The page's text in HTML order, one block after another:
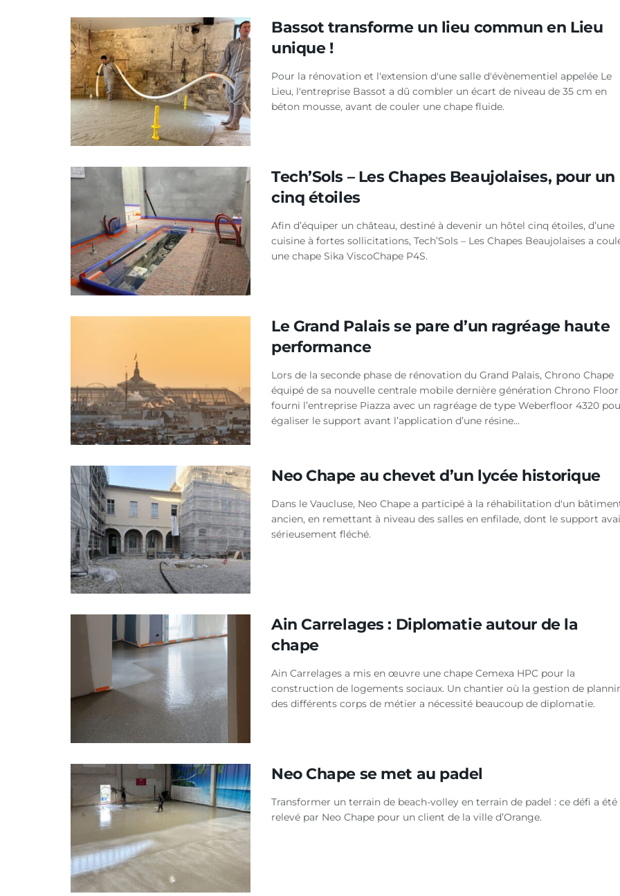
Bassot transforme un lieu commun en Lieu
unique !
Pour la rénovation et l'extension d'une salle d'évènementiel appelée Le
Lieu, l'entreprise Bassot a dû combler un écart de niveau de 35 cm en
béton mousse, avant de couler une chape fluide.
Tech’Sols – Les Chapes Beaujolaises, pour un
cinq étoiles
Afin d’équiper un château, destiné à devenir un hôtel cinq étoiles, d’une
cuisine à fortes sollicitations, Tech’Sols – Les Chapes Beaujolaises a
une chape Sika ViscoChape P4S.
Le Grand Palais se pare d’un ragréage haute
performance
Lors de la seconde phase de rénovation du Grand Palais, Chrono Chape
équipé de sa nouvelle centrale mobile dernière génération Chrono Floor
fourni l’entreprise Piazza avec un ragréage de type Weberfloor 4320
égaliser le support avant l’application d’une résine...
Neo Chape au chevet d’un lycée historique
Dans le Vaucluse, Neo Chape a participé à la réhabilitation d'un
ancien, en remettant à niveau des salles en enfilade, dont le support
sérieusement fléché.
Ain Carrelages : Diplomatie autour de la
chape
Ain Carrelages a mis en œuvre une chape Cemexa HPC pour la
construction de logements sociaux. Un chantier où la gestion de
des différents corps de métier a nécessité beaucoup de diplomatie.
Neo Chape se met au padel
Transformer un terrain de beach-volley en terrain de padel : ce défi a été
relevé par Neo Chape pour un client de la ville d’Orange.